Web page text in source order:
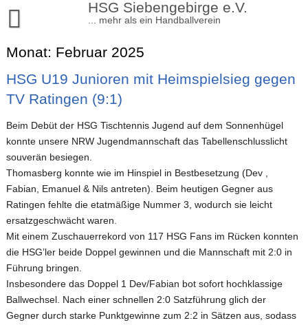
content
HSG Siebengebirge e.V.
... mehr als ein Handballverein
Aktuelles
Sportangebote
Handball
Turnen
Kinderturnen
Breitensport/Turnen Erwachsene
Volleyball
Tischtennis
Leichtathletik
Lauftreff Siebengebirge
Verein
Satzung und Beiträge
Vorstand
Verhaltensregeln und Schutzkonzepte
Mediendaten
Vereinskommunikation
Shop
Chronik
Kontakt
Impressum
Datenschutzerklärung
Monat: Februar 2025
HSG U19 Junioren mit Heimspielsieg gegen
TV Ratingen (9:1)
Beim Debüt der HSG Tischtennis Jugend auf dem Sonnenhügel
konnte unsere NRW Jugendmannschaft das Tabellenschlusslicht
souverän besiegen.
Thomasberg konnte wie im Hinspiel in Bestbesetzung (Dev ,
Fabian, Emanuel & Nils antreten). Beim heutigen Gegner aus
Ratingen fehlte die etatmäßige Nummer 3, wodurch sie leicht
ersatzgeschwächt waren.
Mit einem Zuschauerrekord von 117 HSG Fans im Rücken konnten
die HSG’ler beide Doppel gewinnen und die Mannschaft mit 2:0 in
Führung bringen.
Insbesondere das Doppel 1 Dev/Fabian bot sofort hochklassige
Ballwechsel. Nach einer schnellen 2:0 Satzführung glich der
Gegner durch starke Punktgewinne zum 2:2 in Sätzen aus, sodass